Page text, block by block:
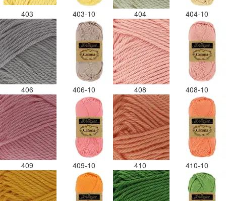
403 403-10 404 404-10
406 406-10 408 408-10
409 409-10 410 410-10